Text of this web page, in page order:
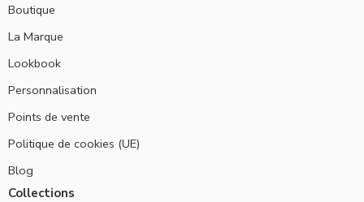
Boutique
La Marque
Lookbook
Personnalisation
Points de vente
Politique de cookies (UE)
Blog
Collections